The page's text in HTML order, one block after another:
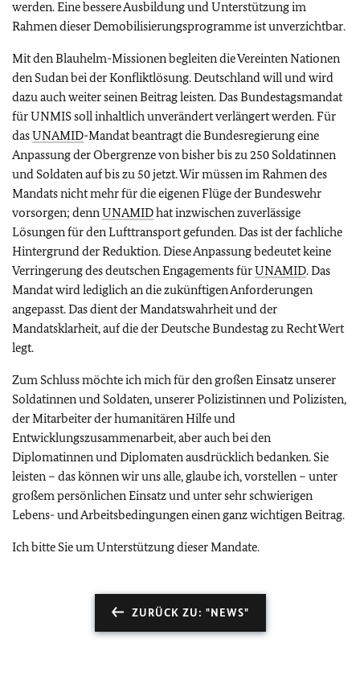
werden. Eine bessere Ausbildung und Unterstützung im
Rahmen dieser Demobilisierungsprogramme ist unverzichtbar.
Mit den Blauhelm-Missionen begleiten die Vereinten Nationen
den Sudan bei der Konfliktlösung. Deutschland will und wird
dazu auch weiter seinen Beitrag leisten. Das Bundestagsmandat
für UNMIS soll inhaltlich unverändert verlängert werden. Für
dasUNAMID-Mandat beantragt die Bundesregierung eine
Anpassung der Obergrenze von bisher bis zu 250 Soldatinnen
und Soldaten auf bis zu 50 jetzt. Wir müssen im Rahmen des
Mandats nicht mehr für die eigenen Flüge der Bundeswehr
vorsorgen; dennUNAMIDhat inzwischen zuverlässige
Lösungen für den Lufttransport gefunden. Das ist der fachliche
Hintergrund der Reduktion. Diese Anpassung bedeutet keine
Verringerung des deutschen Engagements fürUNAMID. Das
Mandat wird lediglich an die zukünftigen Anforderungen
angepasst. Das dient der Mandatswahrheit und der
Mandatsklarheit, auf die der Deutsche Bundestag zu Recht Wert
legt.
Zum Schluss möchte ich mich für den großen Einsatz unserer
Soldatinnen und Soldaten, unserer Polizistinnen und Polizisten,
der Mitarbeiter der humanitären Hilfe und
Entwicklungszusammenarbeit, aber auch bei den
Diplomatinnen und Diplomaten ausdrücklich bedanken. Sie
leisten – das können wir uns alle, glaube ich, vorstellen – unter
großem persönlichen Einsatz und unter sehr schwierigen
Lebens- und Arbeitsbedingungen einen ganz wichtigen Beitrag.
Ich bitte Sie um Unterstützung dieser Mandate.
ZURÜCK ZU: "NEWS"